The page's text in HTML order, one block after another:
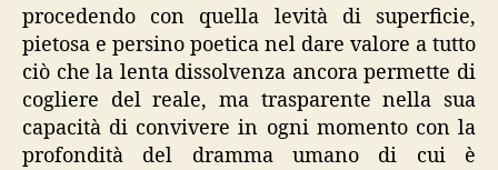
procedendo con quella levità di superficie,
pietosa e persino poetica nel dare valore a tutto
ciò che la lenta dissolvenza ancora permette di
cogliere del reale, ma trasparente nella sua
capacità di convivere in ogni momento con la
profondità del dramma umano di cui è